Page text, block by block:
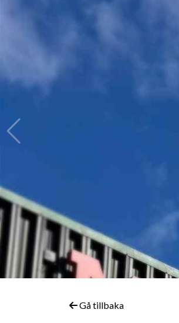
Gå tillbaka